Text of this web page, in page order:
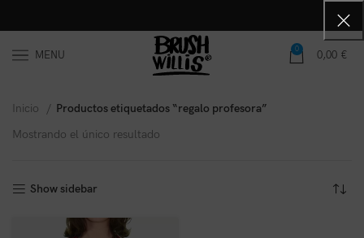
MENU 0 0,00 €
Inicio
Productos etiquetados “regalo profesora”
Mostrando el único resultado
Show sidebar